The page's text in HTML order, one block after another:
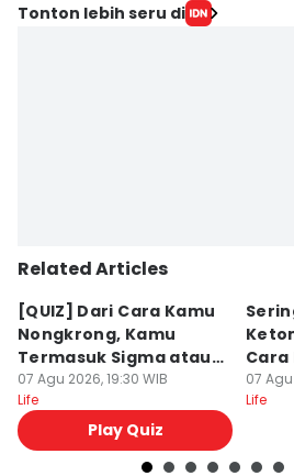
Tonton lebih seru di
Related Articles
[QUIZ] Dari Cara Kamu
Nongkrong, Kamu
Termasuk Sigma atau
Alpha?
07 Agu 2026, 19:30 WIB
Life
Play Quiz
Cara
07 Agu
Life